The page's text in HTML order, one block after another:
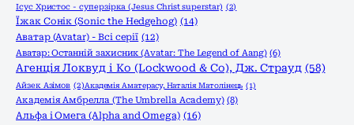
Ісус Христос - суперзірка (Jesus Christ superstar) (2)
Їжак Сонік (Sonic the Hedgehog) (14)
Аватар (Avatar) - Всі серії (12)
Аватар: Останній захисник (Avatar: The Legend of Aang) (6)
Агенція Локвуд і Кo (Lockwood & Co), Дж. Страуд (58)
Айзек Азімов (2)Академія Аматерасу, Наталія Матолінець (1)
Академія Амбрелла (The Umbrella Academy) (8)
Альфа і Омега (Alpha and Omega) (16)